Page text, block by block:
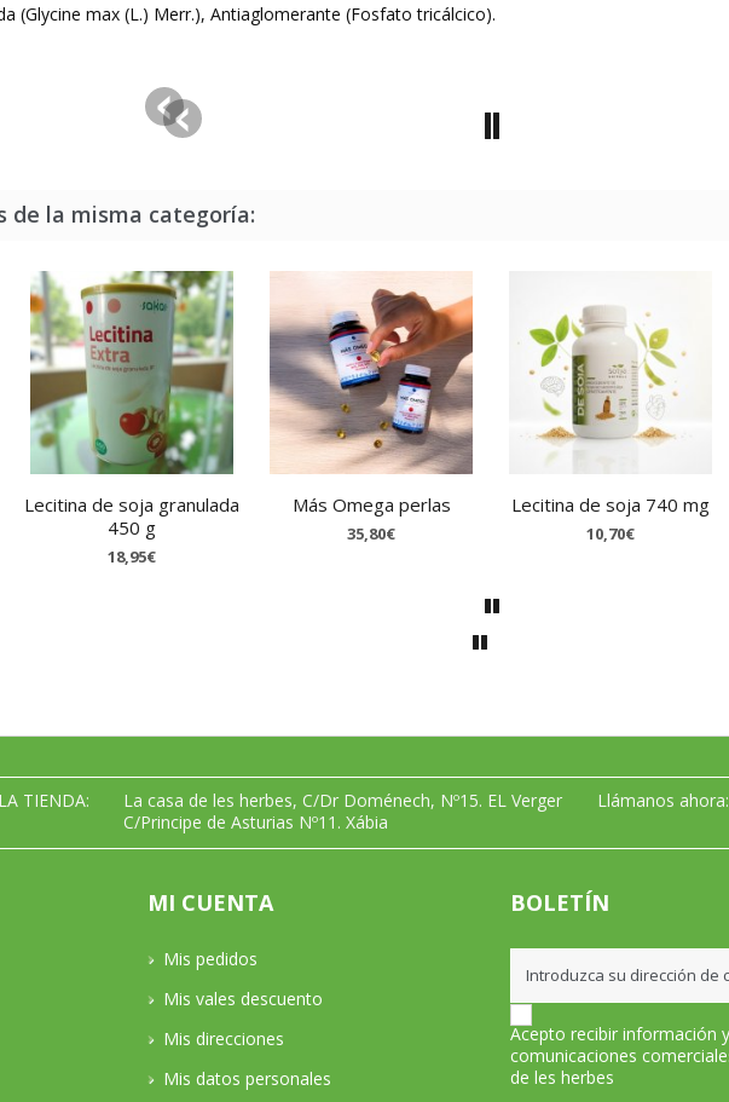
(Glycine max (L.) Merr.), Antiaglomerante (Fosfato tricálcico).
de la misma categoría:
Lecitina de soja granulada
450 g
18,95€
Más Omega perlas
35,80€
Lecitina de soja 740 mg
10,70€
TIENDA:
La casa de les herbes, C/Dr Doménech, Nº15. EL Verger
C/Principe de Asturias Nº11. Xábia
Llámanos ahora:
MI CUENTA
Mis pedidos
Mis vales descuento
Mis direcciones
Mis datos personales
BOLETÍN
Acepto recibir información y
comunicaciones
de les herbes